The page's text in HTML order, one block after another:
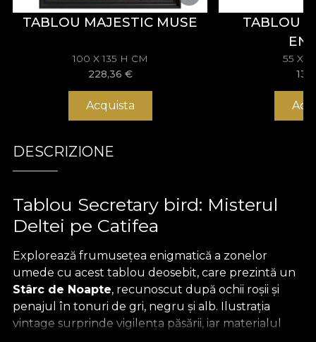
TABLOU MAJESTIC MUSE
100 X 135 H CM
228,36 €
Acquista
TABLOU
55 X
DESCRIZIONE
Tablou Secretary bird: Misterul
Deltei pe Catifea
Explorează frumusețea enigmatică a zonelor
umede cu acest tablou deosebit, care prezintă un
Stârc de Noapte, recunoscut după ochii roșii și
penajul în tonuri de gri, negru și alb. Ilustrația
vintage surprinde vigilența păsării, iar materialul